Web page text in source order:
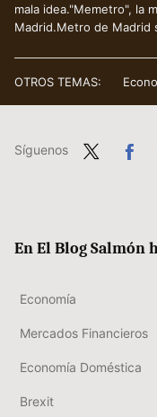
mala idea."Memetro", la
Madrid.Metro de Madrid
OTROS TEMAS:
Síguenos
En El Blog Salmón
Economía
Mercados Financieros
Economía Doméstica
Brexit